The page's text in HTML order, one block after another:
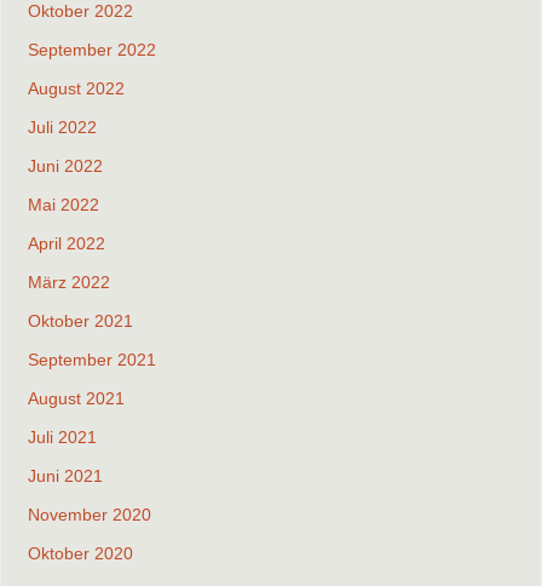
Oktober 2022
September 2022
August 2022
Juli 2022
Juni 2022
Mai 2022
April 2022
März 2022
Oktober 2021
September 2021
August 2021
Juli 2021
Juni 2021
November 2020
Oktober 2020